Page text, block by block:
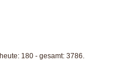
180 - gesamt: 3786.